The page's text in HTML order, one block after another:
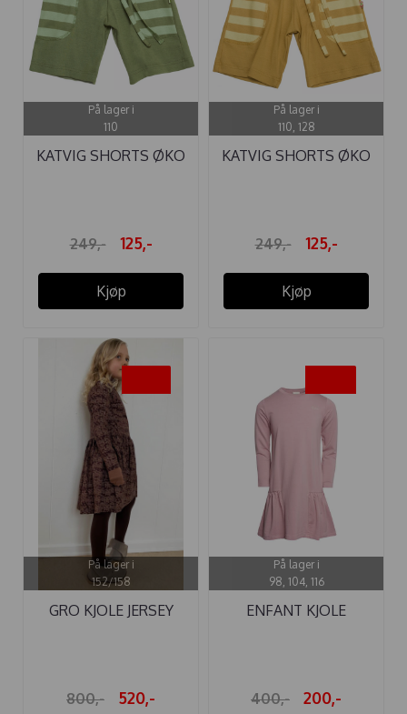
På lager i
110
KATVIG SHORTS ØKO
249,- 125,-
Kjøp
På lager i
110, 128
KATVIG SHORTS ØKO
249,- 125,-
Kjøp
På lager i
152/158
GRO KJOLE JERSEY
800,- 520,-
På lager i
98, 104, 116
ENFANT KJOLE
400,- 200,-